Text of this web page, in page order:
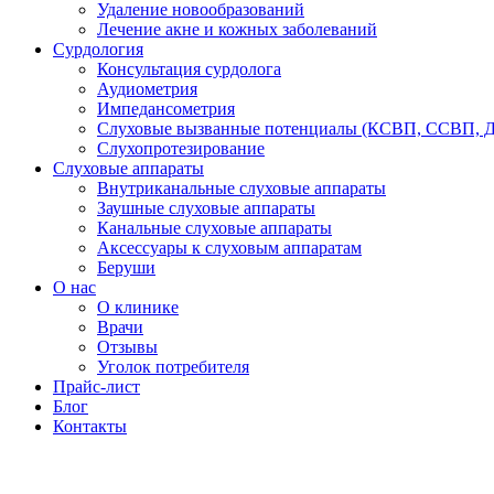
Удаление новообразований
Лечение акне и кожных заболеваний
Сурдология
Консультация сурдолога
Аудиометрия
Импедансометрия
Слуховые вызванные потенциалы (КСВП, ССВП,
Слухопротезирование
Слуховые аппараты
Внутриканальные слуховые аппараты
Заушные слуховые аппараты
Канальные слуховые аппараты
Аксессуары к слуховым аппаратам
Беруши
О нас
О клинике
Врачи
Отзывы
Уголок потребителя
Прайс-лист
Блог
Контакты